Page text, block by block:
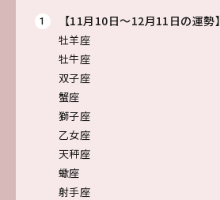
【11月10日～12月11日の運勢】
牡羊座
牡牛座
双子座
蟹座
獅子座
乙女座
天秤座
蠍座
射手座